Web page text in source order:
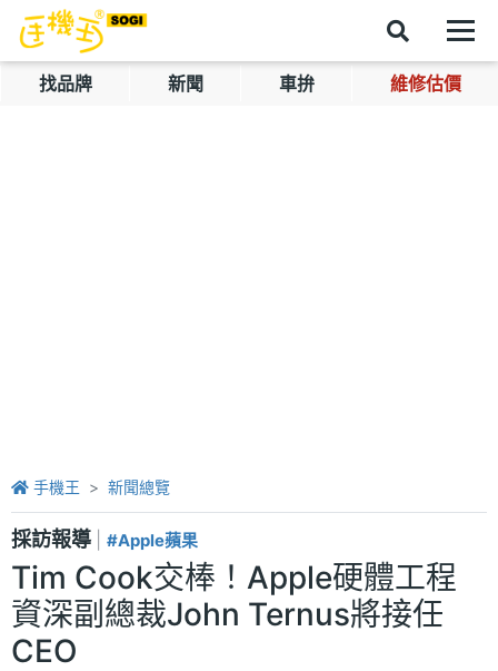
找品牌 新聞 車拚 維修估價
手機王 新聞總覽
採訪報導 #Apple蘋果
Tim Cook交棒！Apple硬體工程
資深副總裁John Ternus將接任
CEO